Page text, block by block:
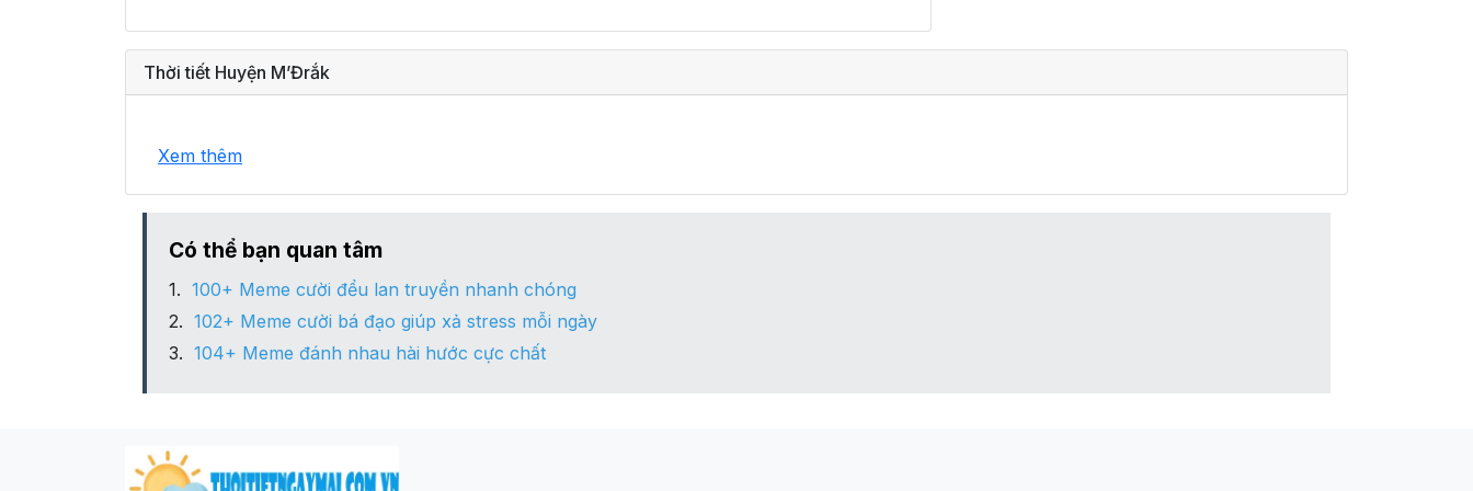
Thời tiết Huyện M’Đrắk
Xem thêm
Có thể bạn quan tâm
100+ Meme cười đểu lan truyền nhanh chóng
102+ Meme cười bá đạo giúp xả stress mỗi ngày
104+ Meme đánh nhau hài hước cực chất